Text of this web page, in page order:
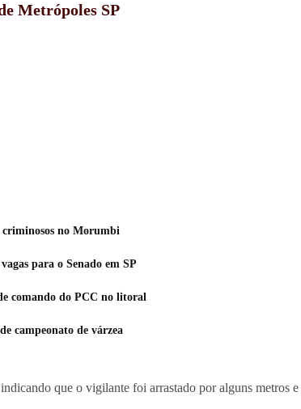
Metrópoles SP
criminosos no Morumbi
para o Senado em SP
comando do PCC no litoral
campeonato de várzea
que o vigilante foi arrastado por alguns metros